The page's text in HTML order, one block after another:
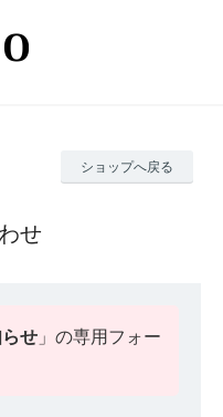
ショップへ戻る
せ
せ 」の専用フォー